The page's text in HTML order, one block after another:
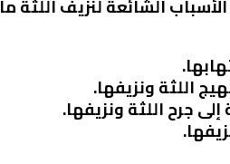
الشائعة لنزيف اللثة ما
اللثة ونزيفها.
جرح اللثة ونزيفها.